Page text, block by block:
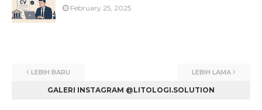
February 25, 2025
LEBIH BARU LEBIH LAMA
GALERI INSTAGRAM @LITOLOGI.SOLUTION